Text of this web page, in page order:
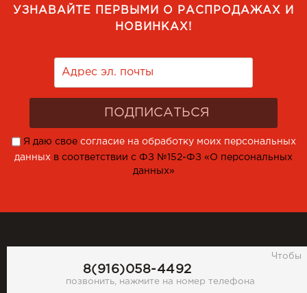
УЗНАВАЙТЕ ПЕРВЫМИ О РАСПРОДАЖАХ И
НОВИНКАХ!
Я даю свое согласие на обработку моих персональных
данных в соответствии с ФЗ №152-ФЗ «О персональных
данных»
8(916)058-4492
Чтобы
позвонить, нажмите на номер телефона